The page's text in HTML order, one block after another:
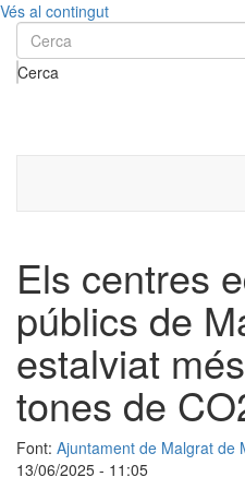
Vés al contingut
Cerca
Els centres
públics de
estalviat
tones de
Font: Ajuntament de Malgrat de
13/06/2025 - 11:05